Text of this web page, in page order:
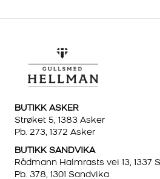
BUTIKK ASKER
Strøket 5, 1383 Asker
Pb. 273, 1372 Asker
BUTIKK SANDVIKA
Rådmann Halmrasts vei 13, 1337
Pb. 378, 1301 Sandvika